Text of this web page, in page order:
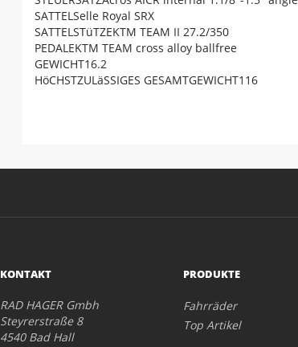
SATTELSelle Royal SRX
SATTELSTüTZEKTM TEAM II 27.2/350
PEDALEKTM TEAM cross alloy ballfree
GEWICHT16.2
HöCHSTZULäSSIGES GESAMTGEWICHT116
KONTAKT
RAD HAGER Gmbh
Steyrerstraße 8
4540 Bad Hall
PRODUKTE
Fahrräder
Top Artikel